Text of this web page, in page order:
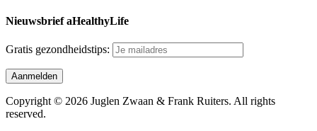
Nieuwsbrief aHealthyLife
Gratis gezondheidstips:
Copyright © 2026 Juglen Zwaan & Frank Ruiters. All rights
reserved.